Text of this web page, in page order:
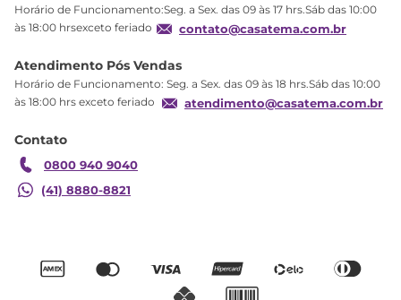
Troca
Garantia
Horário de Funcionamento:Seg. a Sex. das 09 às 17 hrs.Sáb das 10:00
às 18:00 hrsexceto feriado
contato@casatema.com.br
Atendimento Pós Vendas
Horário de Funcionamento: Seg. a Sex. das 09 às 18 hrs.Sáb das 10:00
às 18:00 hrs exceto feriado
atendimento@casatema.com.br
Contato
0800 940 9040
(41) 8880-8821